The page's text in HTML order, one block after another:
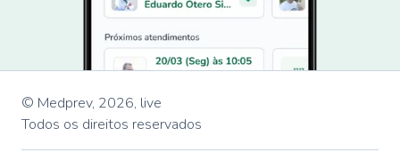
© Medprev, 2026, live
Todos os direitos reservados